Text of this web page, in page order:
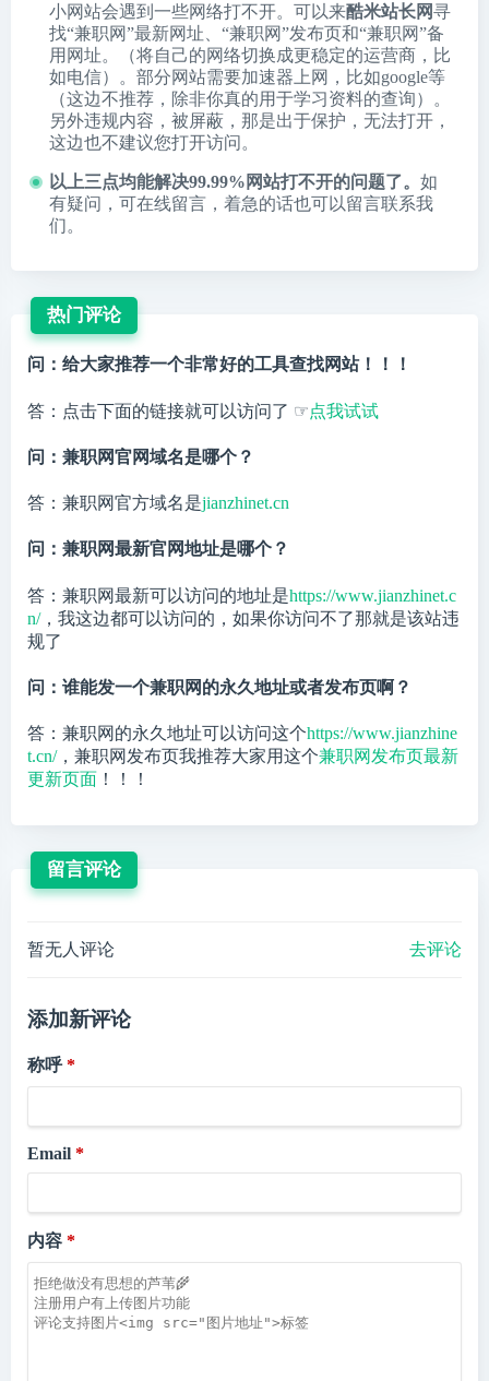
小网站会遇到一些网络打不开。可以来酷米站长网寻
找“兼职网”最新网址、“兼职网”发布页和“兼职网”备
用网址。（将自己的网络切换成更稳定的运营商，比
如电信）。部分网站需要加速器上网，比如google等
（这边不推荐，除非你真的用于学习资料的查询）。
另外违规内容，被屏蔽，那是出于保护，无法打开，
这边也不建议您打开访问。
以上三点均能解决99.99%网站打不开的问题了。 如
有疑问，可在线留言，着急的话也可以留言联系我
们。
热门评论
问：给大家推荐一个非常好的工具查找网站！！！
答：点击下面的链接就可以访问了 ☞点我试试
问：兼职网官网域名是哪个？
答：兼职网官方域名是jianzhinet.cn
问：兼职网最新官网地址是哪个？
答：兼职网最新可以访问的地址是https://www.jianzhinet.c
n/，我这边都可以访问的，如果你访问不了那就是该站违
规了
问：谁能发一个兼职网的永久地址或者发布页啊？
答：兼职网的永久地址可以访问这个https://www.jianzhine
t.cn/，兼职网发布页我推荐大家用这个兼职网发布页最新
更新页面 ！！！
留言评论
暂无人评论 去评论
添加新评论
称呼
Email
内容